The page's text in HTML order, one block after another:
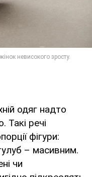
одяг надто
Такі речі
фігури:
– масивним.
чи